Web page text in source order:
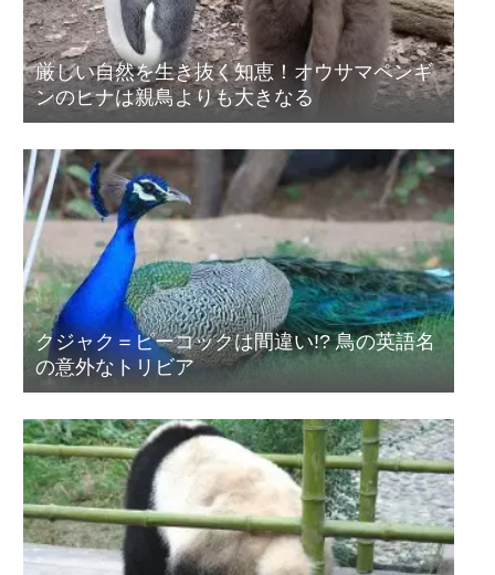
厳しい自然を生き抜く知恵！オウサマペンギ
ンのヒナは親鳥よりも大きなる
クジャク＝ピーコックは間違い!? 鳥の英語名
の意外なトリビア